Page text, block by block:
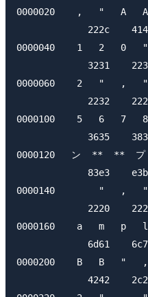
0000020    ,   "
222c
0000040    1   2
3231
0000060    2   "
2232
0000100    5   6
3635
0000120   ン
83e3
0000140        "   ,
2220
0000160    a   m
6d61
0000200    B   B
4242